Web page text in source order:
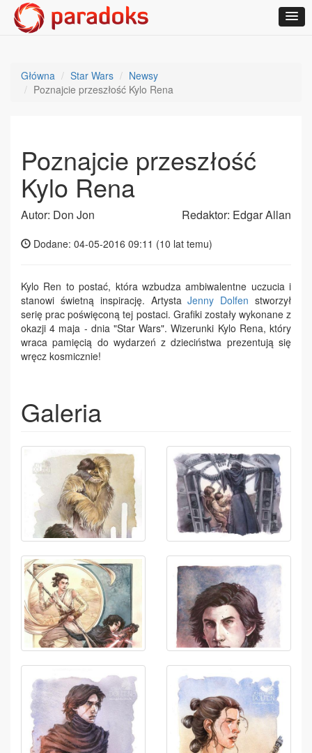
Główna Star Wars
Newsy
Poznajcie przeszłość Kylo Rena
Poznajcie przeszłość
Kylo Rena
Autor: Don Jon Redaktor: Edgar Allan
Dodane: 04-05-2016 09:11 (10 lat temu)
Kylo Ren to postać, która wzbudza ambiwalentne uczucia i
stanowi świetną inspirację. ArtystaJenny Dolfen stworzył
serię prac poświęconą tej postaci. Grafiki zostały wykonane z
okazji 4 maja - dnia "Star Wars". Wizerunki Kylo Rena, który
wraca pamięcią do wydarzeń z dzieciństwa prezentują się
wręcz kosmicznie!
Galeria